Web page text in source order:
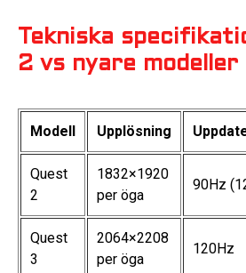
Tekniska
2 vs nyare modeller
Modell Upplösning
Quest
2
1832×1920
per öga
90Hz
Quest
3
2064×2208
per öga
120Hz